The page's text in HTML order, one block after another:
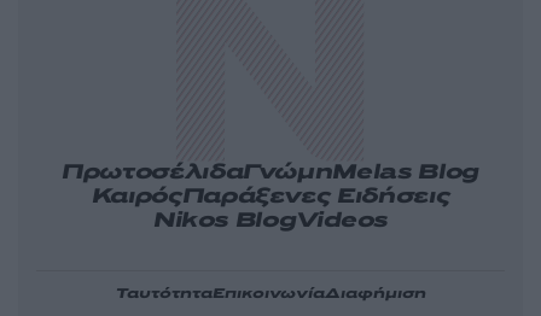
ΠρωτοσέλιδαΓνώμηMelas Blog
ΚαιρόςΠαράξενες Ειδήσεις
Nikos BlogVideos
ΤαυτότηταΕπικοινωνίαΔιαφήμιση